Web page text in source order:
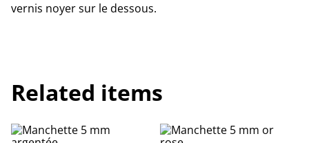
vernis noyer sur le dessous.
Related items